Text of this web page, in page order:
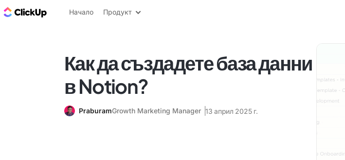
ClickUp блог
Начало Продукт
Как да създадете база данни
в Notion?
PraburamGrowth Marketing Manager 13 април 2025 г.